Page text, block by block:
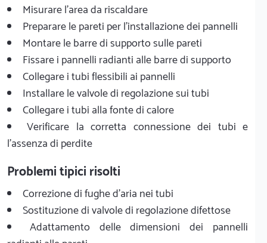
Misurare l'area da riscaldare
Preparare le pareti per l'installazione dei pannelli
Montare le barre di supporto sulle pareti
Fissare i pannelli radianti alle barre di supporto
Collegare i tubi flessibili ai pannelli
Installare le valvole di regolazione sui tubi
Collegare i tubi alla fonte di calore
Verificare la corretta connessione dei tubi e
l'assenza di perdite
Problemi tipici risolti
Correzione di fughe d'aria nei tubi
Sostituzione di valvole di regolazione difettose
Adattamento delle dimensioni dei pannelli